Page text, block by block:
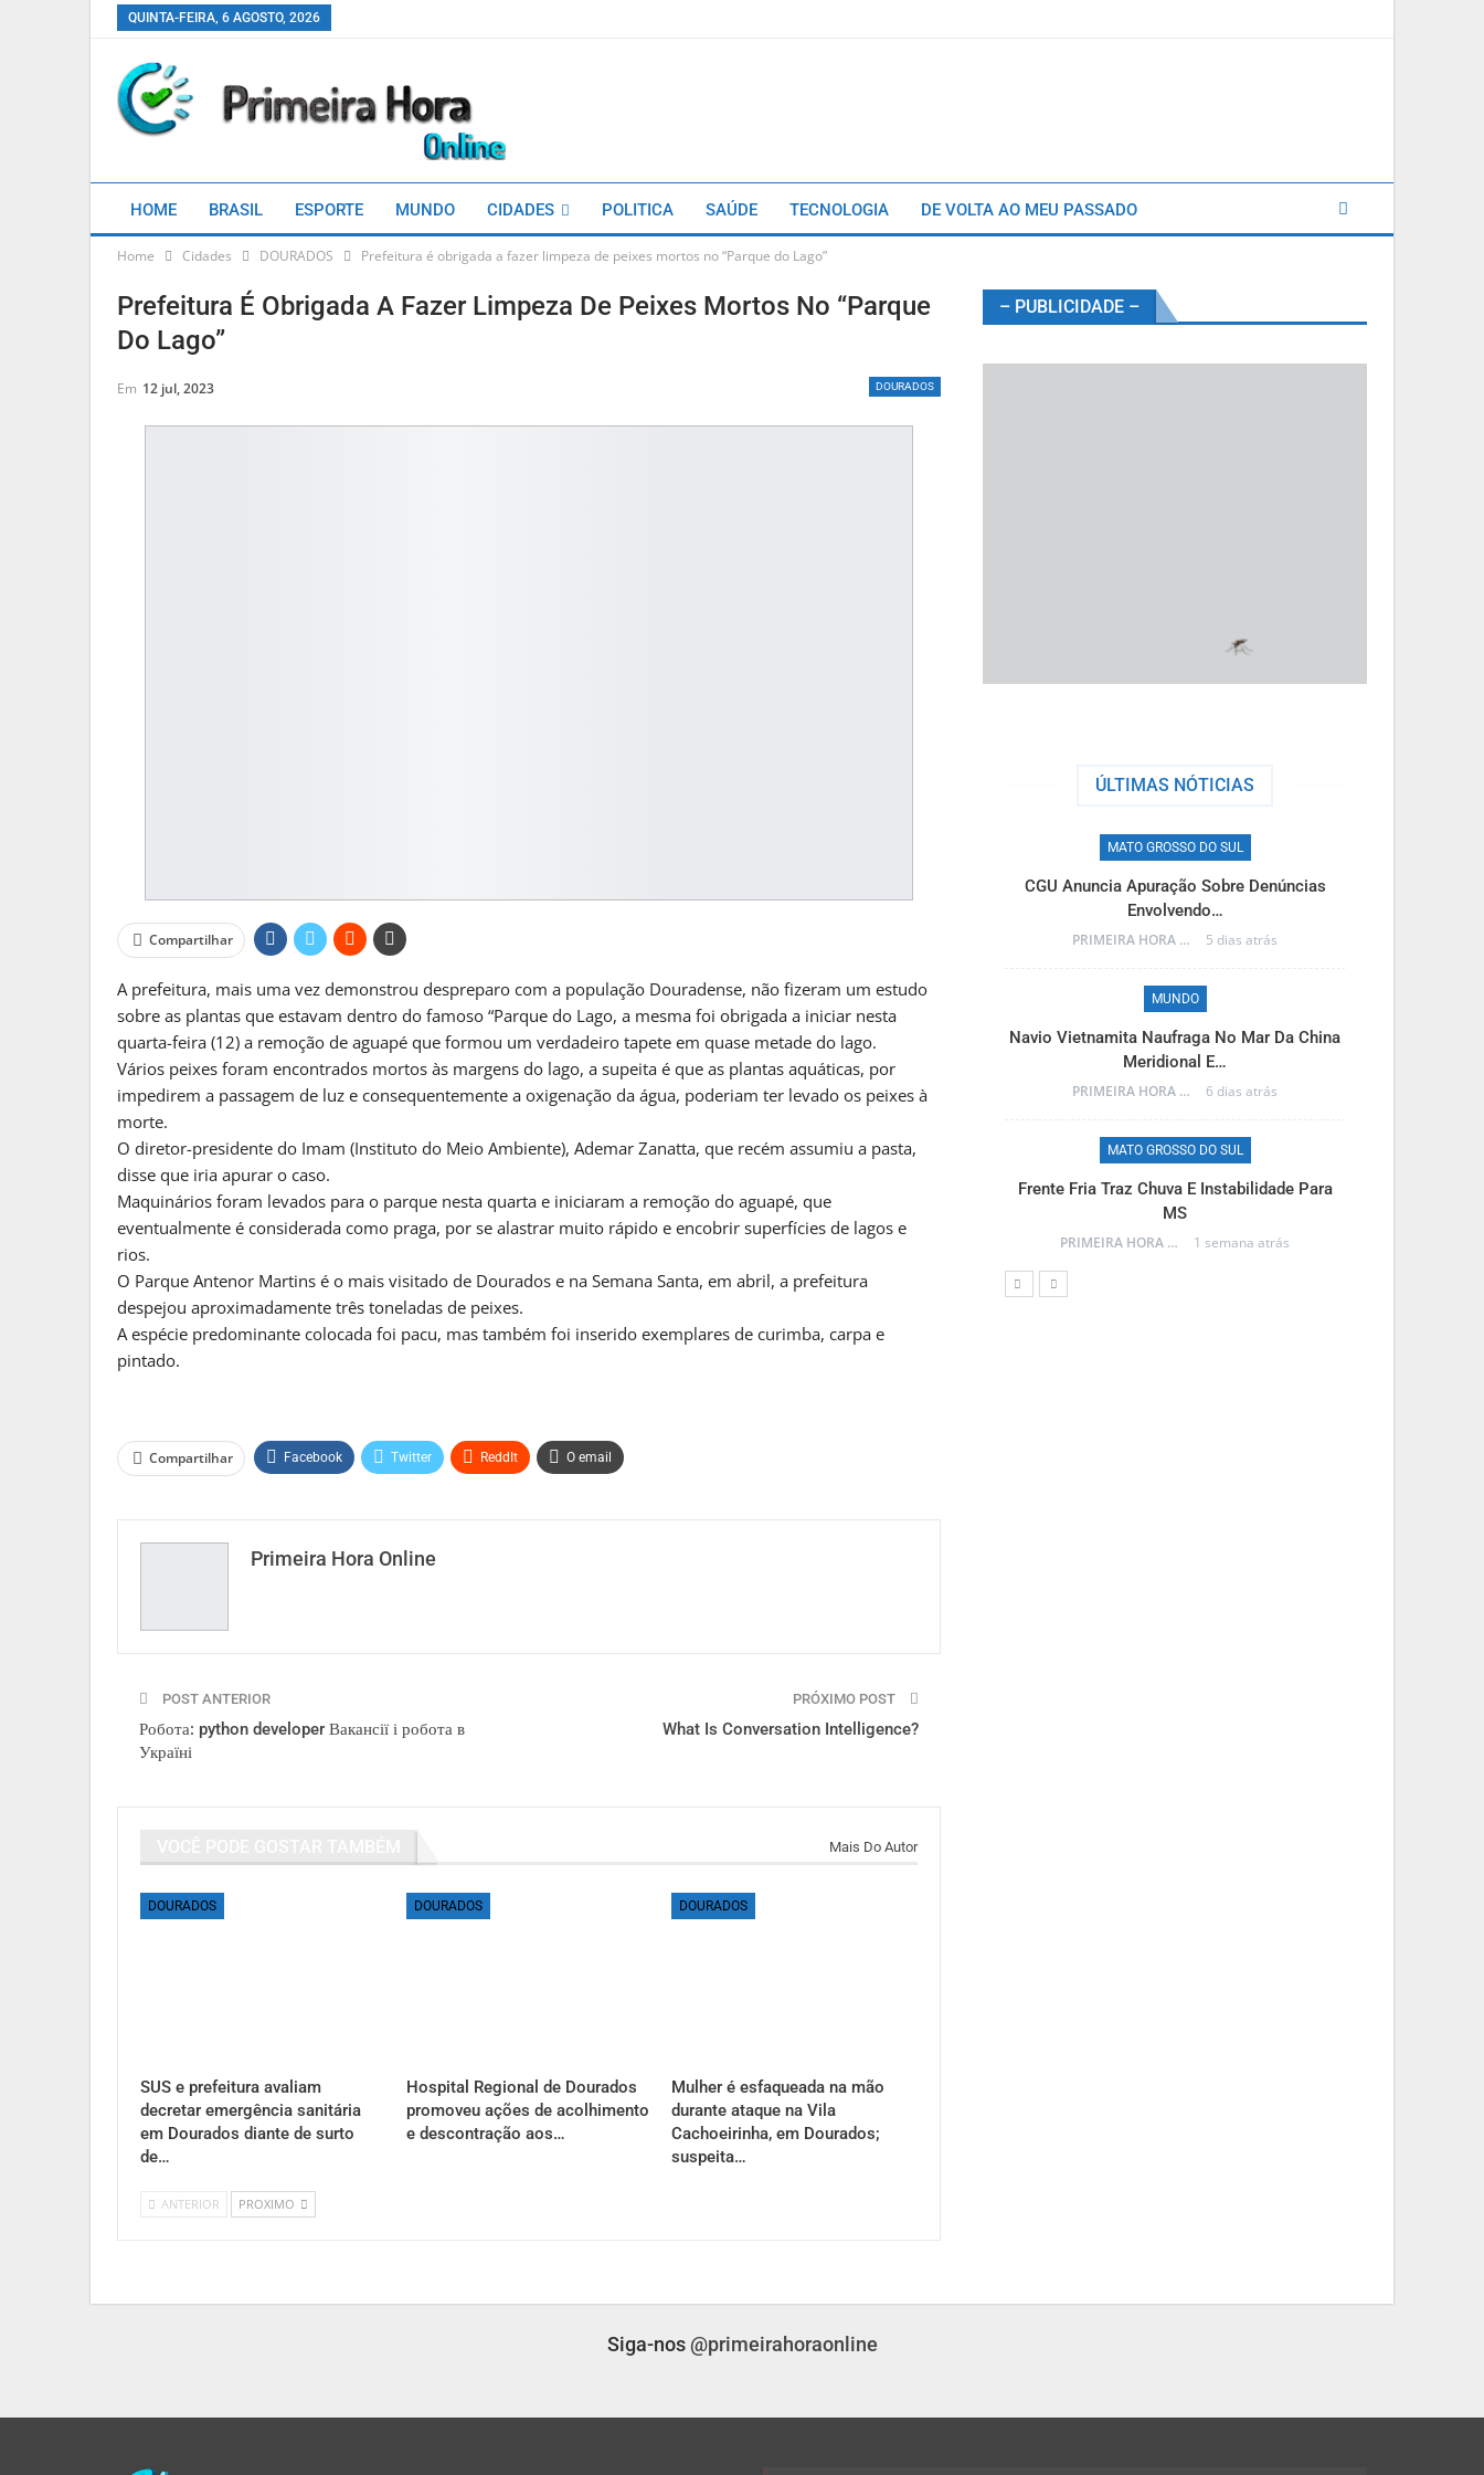
QUINTA-FEIRA, 6 AGOSTO, 2026
HOME BRASIL ESPORTE MUNDO CIDADES POLITICA SAÚDE TECNOLOGIA DE VOLTA AO MEU PASSADO
Home Cidades DOURADOS Prefeitura é obrigada a fazer limpeza de peixes mortos no “Parque do Lago”
Prefeitura É Obrigada A Fazer Limpeza De Peixes Mortos No “Parque
Do Lago”
DOURADOS
Em 12 jul, 2023
Compartilhar
A prefeitura, mais uma vez demonstrou despreparo com a população Douradense, não fizeram um estudo
sobre as plantas que estavam dentro do famoso “Parque do Lago, a mesma foi obrigada a iniciar nesta
quarta-feira (12) a remoção de aguapé que formou um verdadeiro tapete em quase metade do lago.
Vários peixes foram encontrados mortos às margens do lago, a supeita é que as plantas aquáticas, por
impedirem a passagem de luz e consequentemente a oxigenação da água, poderiam ter levado os peixes à
morte.
O diretor-presidente do Imam (Instituto do Meio Ambiente), Ademar Zanatta, que recém assumiu a pasta,
disse que iria apurar o caso.
Maquinários foram levados para o parque nesta quarta e iniciaram a remoção do aguapé, que
eventualmente é considerada como praga, por se alastrar muito rápido e encobrir superfícies de lagos e
rios.
O Parque Antenor Martins é o mais visitado de Dourados e na Semana Santa, em abril, a prefeitura
despejou aproximadamente três toneladas de peixes.
A espécie predominante colocada foi pacu, mas também foi inserido exemplares de curimba, carpa e
pintado.
Compartilhar Facebook Twitter ReddIt O email
Primeira Hora Online
POST ANTERIOR
Робота: python developer Вакансії і робота в
Україні
PRÓXIMO POST
What Is Conversation Intelligence?
Mais Do Autor
DOURADOS
SUS e prefeitura avaliam
decretar emergência sanitária
em Dourados diante de surto
de…
DOURADOS
Hospital Regional de Dourados
promoveu ações de acolhimento
e descontração aos…
DOURADOS
Mulher é esfaqueada na mão
durante ataque na Vila
Cachoeirinha, em Dourados;
suspeita…
ANTERIOR PROXIMO
– PUBLICIDADE –
ÚLTIMAS NÓTICIAS
MATO GROSSO DO SUL
Frente Fria Avança Sobre Mato Grosso Do Sul
E Provoca…
PRIMEIRA HORA ONLINE 2 semanas atrás
MATO GROSSO DO SUL
Crimes Cometidos…
PRIMEIRA HORA ONLINE
CAMPO GRANDE
SEJUV Abre Mais 150 Vagas Para O
AprovaJuv Nesta Terça
PRIMEIRA HORA ONLINE 2 dias atrás
MATO GROSSO DO SUL
PRIMEIRA HORA ONLINE 2 dias atrás
MATO GROSSO DO SUL
CGU Anuncia Apuração Sobre Denúncias
Envolvendo…
PRIMEIRA HORA ONLINE 5 dias atrás
MUNDO
Navio Vietnamita Naufraga No Mar Da China
Meridional E…
PRIMEIRA HORA ONLINE 6 dias atrás
MATO GROSSO DO SUL
Frente Fria Traz Chuva E Instabilidade Para
MS
PRIMEIRA HORA ONLINE 1 semana atrás
Siga-nos @primeirahoraonline